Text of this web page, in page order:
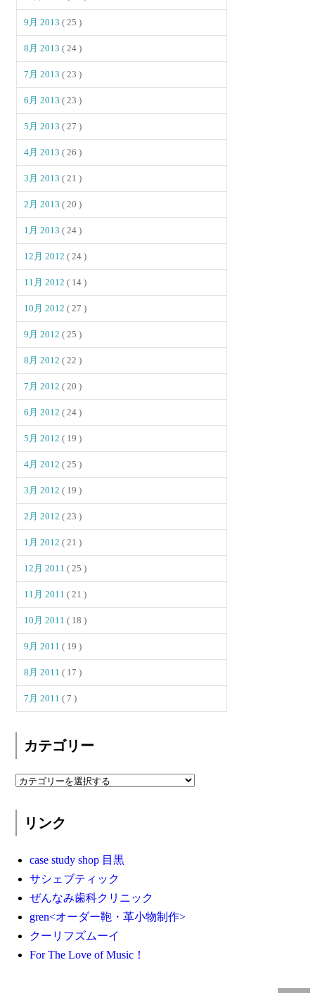
9月 2013( 25 )
8月 2013( 24 )
7月 2013( 23 )
6月 2013( 23 )
5月 2013( 27 )
4月 2013( 26 )
3月 2013( 21 )
2月 2013( 20 )
1月 2013( 24 )
12月 2012( 24 )
11月 2012( 14 )
10月 2012( 27 )
9月 2012( 25 )
8月 2012( 22 )
7月 2012( 20 )
6月 2012( 24 )
5月 2012( 19 )
4月 2012( 25 )
3月 2012( 19 )
2月 2012( 23 )
1月 2012( 21 )
12月 2011( 25 )
11月 2011( 21 )
10月 2011( 18 )
9月 2011( 19 )
8月 2011( 17 )
7月 2011( 7 )
カテゴリー
リンク
case study shop 目黒
サシェブティック
ぜんなみ歯科クリニック
gren<オーダー鞄・革小物制作>
クーリフズムーイ
For The Love of Music！